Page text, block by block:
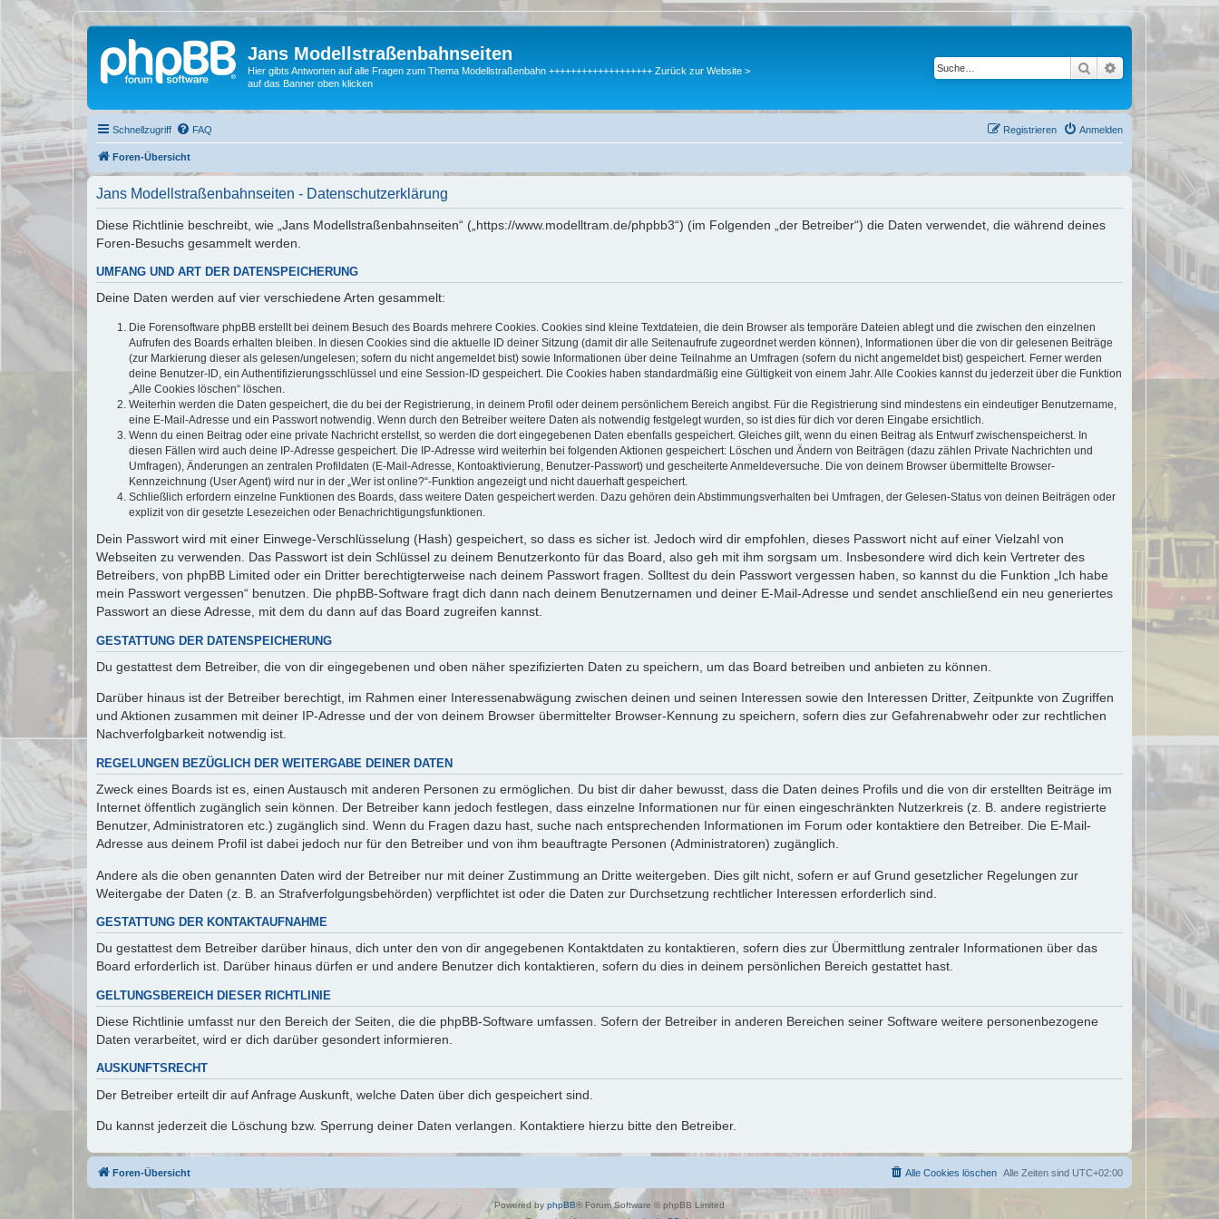
Jans Modellstraßenbahnseiten
Hier gibts Antworten auf alle Fragen zum Thema Modellstraßenbahn +++++++++++++++++++ Zurück zur Website >
auf das Banner oben klicken
Suche Erweiterte Suche
Schnellzugriff FAQ Anmelden
Registrieren
Foren-Übersicht
Jans Modellstraßenbahnseiten - Datenschutzerklärung
Diese Richtlinie beschreibt, wie „Jans Modellstraßenbahnseiten“ („https://www.modelltram.de/phpbb3“) (im Folgenden „der Betreiber“) die Daten verwendet, die während deines
Foren-Besuchs gesammelt werden.
UMFANG UND ART DER DATENSPEICHERUNG
Deine Daten werden auf vier verschiedene Arten gesammelt:
Die Forensoftware phpBB erstellt bei deinem Besuch des Boards mehrere Cookies. Cookies sind kleine Textdateien, die dein Browser als temporäre Dateien ablegt und die zwischen den einzelnen
Aufrufen des Boards erhalten bleiben. In diesen Cookies sind die aktuelle ID deiner Sitzung (damit dir alle Seitenaufrufe zugeordnet werden können), Informationen über die von dir gelesenen Beiträge
(zur Markierung dieser als gelesen/ungelesen; sofern du nicht angemeldet bist) sowie Informationen über deine Teilnahme an Umfragen (sofern du nicht angemeldet bist) gespeichert. Ferner werden
deine Benutzer-ID, ein Authentifizierungsschlüssel und eine Session-ID gespeichert. Die Cookies haben standardmäßig eine Gültigkeit von einem Jahr. Alle Cookies kannst du jederzeit über die Funktion
„Alle Cookies löschen“ löschen.
Weiterhin werden die Daten gespeichert, die du bei der Registrierung, in deinem Profil oder deinem persönlichem Bereich angibst. Für die Registrierung sind mindestens ein eindeutiger Benutzername,
eine E-Mail-Adresse und ein Passwort notwendig. Wenn durch den Betreiber weitere Daten als notwendig festgelegt wurden, so ist dies für dich vor deren Eingabe ersichtlich.
Wenn du einen Beitrag oder eine private Nachricht erstellst, so werden die dort eingegebenen Daten ebenfalls gespeichert. Gleiches gilt, wenn du einen Beitrag als Entwurf zwischenspeicherst. In
diesen Fällen wird auch deine IP-Adresse gespeichert. Die IP-Adresse wird weiterhin bei folgenden Aktionen gespeichert: Löschen und Ändern von Beiträgen (dazu zählen Private Nachrichten und
Umfragen), Änderungen an zentralen Profildaten (E-Mail-Adresse, Kontoaktivierung, Benutzer-Passwort) und gescheiterte Anmeldeversuche. Die von deinem Browser übermittelte Browser-
Kennzeichnung (User Agent) wird nur in der „Wer ist online?“-Funktion angezeigt und nicht dauerhaft gespeichert.
Schließlich erfordern einzelne Funktionen des Boards, dass weitere Daten gespeichert werden. Dazu gehören dein Abstimmungsverhalten bei Umfragen, der Gelesen-Status von deinen Beiträgen oder
explizit von dir gesetzte Lesezeichen oder Benachrichtigungsfunktionen.
Dein Passwort wird mit einer Einwege-Verschlüsselung (Hash) gespeichert, so dass es sicher ist. Jedoch wird dir empfohlen, dieses Passwort nicht auf einer Vielzahl von
Webseiten zu verwenden. Das Passwort ist dein Schlüssel zu deinem Benutzerkonto für das Board, also geh mit ihm sorgsam um. Insbesondere wird dich kein Vertreter des
Betreibers, von phpBB Limited oder ein Dritter berechtigterweise nach deinem Passwort fragen. Solltest du dein Passwort vergessen haben, so kannst du die Funktion „Ich habe
mein Passwort vergessen“ benutzen. Die phpBB-Software fragt dich dann nach deinem Benutzernamen und deiner E-Mail-Adresse und sendet anschließend ein neu generiertes
Passwort an diese Adresse, mit dem du dann auf das Board zugreifen kannst.
GESTATTUNG DER DATENSPEICHERUNG
Du gestattest dem Betreiber, die von dir eingegebenen und oben näher spezifizierten Daten zu speichern, um das Board betreiben und anbieten zu können.
Darüber hinaus ist der Betreiber berechtigt, im Rahmen einer Interessenabwägung zwischen deinen und seinen Interessen sowie den Interessen Dritter, Zeitpunkte von Zugriffen
und Aktionen zusammen mit deiner IP-Adresse und der von deinem Browser übermittelter Browser-Kennung zu speichern, sofern dies zur Gefahrenabwehr oder zur rechtlichen
Nachverfolgbarkeit notwendig ist.
REGELUNGEN BEZÜGLICH DER WEITERGABE DEINER DATEN
Zweck eines Boards ist es, einen Austausch mit anderen Personen zu ermöglichen. Du bist dir daher bewusst, dass die Daten deines Profils und die von dir erstellten Beiträge im
Internet öffentlich zugänglich sein können. Der Betreiber kann jedoch festlegen, dass einzelne Informationen nur für einen eingeschränkten Nutzerkreis (z. B. andere registrierte
Benutzer, Administratoren etc.) zugänglich sind. Wenn du Fragen dazu hast, suche nach entsprechenden Informationen im Forum oder kontaktiere den Betreiber. Die E-Mail-
Adresse aus deinem Profil ist dabei jedoch nur für den Betreiber und von ihm beauftragte Personen (Administratoren) zugänglich.
Andere als die oben genannten Daten wird der Betreiber nur mit deiner Zustimmung an Dritte weitergeben. Dies gilt nicht, sofern er auf Grund gesetzlicher Regelungen zur
Weitergabe der Daten (z. B. an Strafverfolgungsbehörden) verpflichtet ist oder die Daten zur Durchsetzung rechtlicher Interessen erforderlich sind.
GESTATTUNG DER KONTAKTAUFNAHME
Du gestattest dem Betreiber darüber hinaus, dich unter den von dir angegebenen Kontaktdaten zu kontaktieren, sofern dies zur Übermittlung zentraler Informationen über das
Board erforderlich ist. Darüber hinaus dürfen er und andere Benutzer dich kontaktieren, sofern du dies in deinem persönlichen Bereich gestattet hast.
GELTUNGSBEREICH DIESER RICHTLINIE
Diese Richtlinie umfasst nur den Bereich der Seiten, die die phpBB-Software umfassen. Sofern der Betreiber in anderen Bereichen seiner Software weitere personenbezogene
Daten verarbeitet, wird er dich darüber gesondert informieren.
AUSKUNFTSRECHT
Der Betreiber erteilt dir auf Anfrage Auskunft, welche Daten über dich gespeichert sind.
Du kannst jederzeit die Löschung bzw. Sperrung deiner Daten verlangen. Kontaktiere hierzu bitte den Betreiber.
Foren-Übersicht Alle Zeiten sind UTC+02:00
Alle Cookies löschen
Powered by phpBB® Forum Software © phpBB Limited